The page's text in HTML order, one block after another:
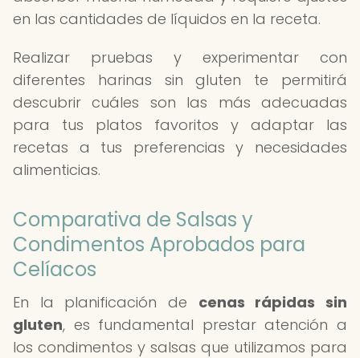
en las cantidades de líquidos en la receta.
Realizar pruebas y experimentar con
diferentes harinas sin gluten te permitirá
descubrir cuáles son las más adecuadas
para tus platos favoritos y adaptar las
recetas a tus preferencias y necesidades
alimenticias.
Comparativa de Salsas y
Condimentos Aprobados para
Celíacos
En la planificación de cenas rápidas sin
gluten, es fundamental prestar atención a
los condimentos y salsas que utilizamos para